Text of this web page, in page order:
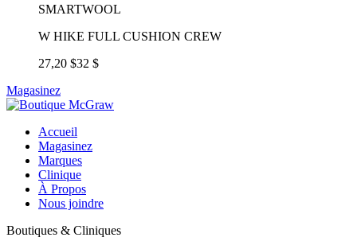
SMARTWOOL
W HIKE FULL CUSHION CREW
27,20 $32 $
Magasinez
Accueil
Magasinez
Marques
Clinique
À Propos
Nous joindre
Boutiques & Cliniques